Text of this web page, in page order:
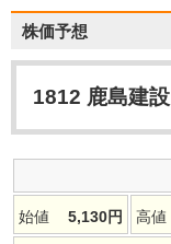
株価予想
1812 鹿島建設
始値 5,130円 高値